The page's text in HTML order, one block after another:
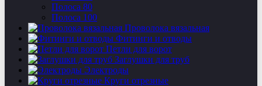
Полоса 80
Полоса 100
Проволока вязальная
Фитинги и отводы
Петли для ворот
Заглушки для труб
Электроды
Круги отрезные